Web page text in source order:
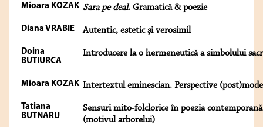
Mioara KOZAK Sara pe deal. Gramatică & poezie
Diana VRABIE Autentic, estetic şi verosimil
Doina
BUTIURCA
Introducere la o hermeneutică a simbolului
Mioara KOZAK Intertextul eminescian. Perspective
Tatiana
BUTNARU
Sensuri mito-folclorice în poezia contemporană
(motivul arborelui)